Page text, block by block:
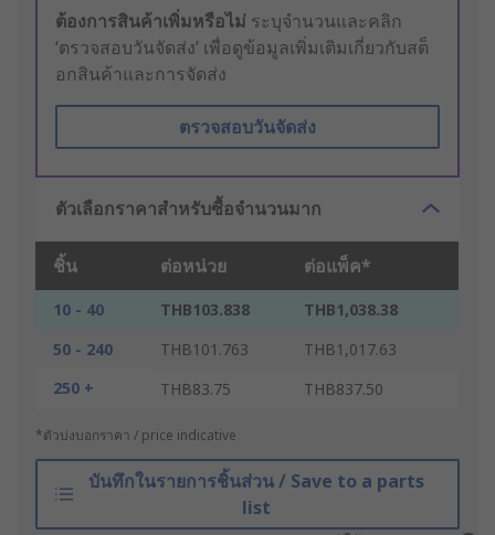
ต้องการสินค้าเพิ่มหรือไม่ ระบุจำนวนและคลิก
‘ตรวจสอบวันจัดส่ง’ เพื่อดูข้อมูลเพิ่มเติมเกี่ยวกับสต็
อกสินค้าและการจัดส่ง
ตรวจสอบวันจัดส่ง
ตัวเลือกราคาสำหรับซื้อจำนวนมาก
ชิ้น ต่อหน่วย ต่อแพ็ค*
10 - 40 THB103.838
THB1,038.38
50 - 240
THB101.763
THB1,017.63
250 +
THB83.75 THB837.50
*ตัวบ่งบอกราคา / price indicative
บันทึกในรายการชิ้นส่วน / Save to a parts
list